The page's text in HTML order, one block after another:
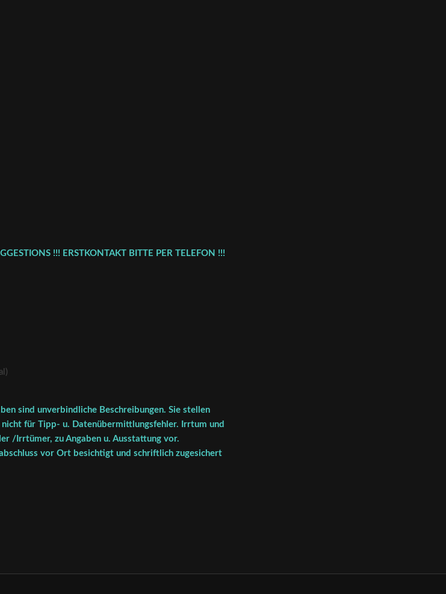
!!! ERSTKONTAKT BITTE PER TELEFON !!!
sind unverbindliche Beschreibungen. Sie stellen
für Tipp- u. Datenübermittlungsfehler. Irrtum und
/Irrtümer, zu Angaben u. Ausstattung vor.
vor Ort besichtigt und schriftlich zugesichert